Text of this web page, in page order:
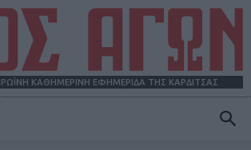
ΚΑΘΗΜΕΡΙΝΗ ΕΦΗΜΕΡΙΔΑ ΤΗΣ ΚΑΡΔΙΤΣΑΣ